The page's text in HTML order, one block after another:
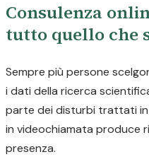
Consulenza
tutto quello che
Sempre più persone
i dati della ricerca
parte dei disturbi trattati
in videochiamata produce
presenza.